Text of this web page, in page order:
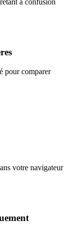
à confusion
pour comparer
votre navigateur